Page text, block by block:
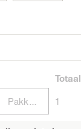
Totaal
1